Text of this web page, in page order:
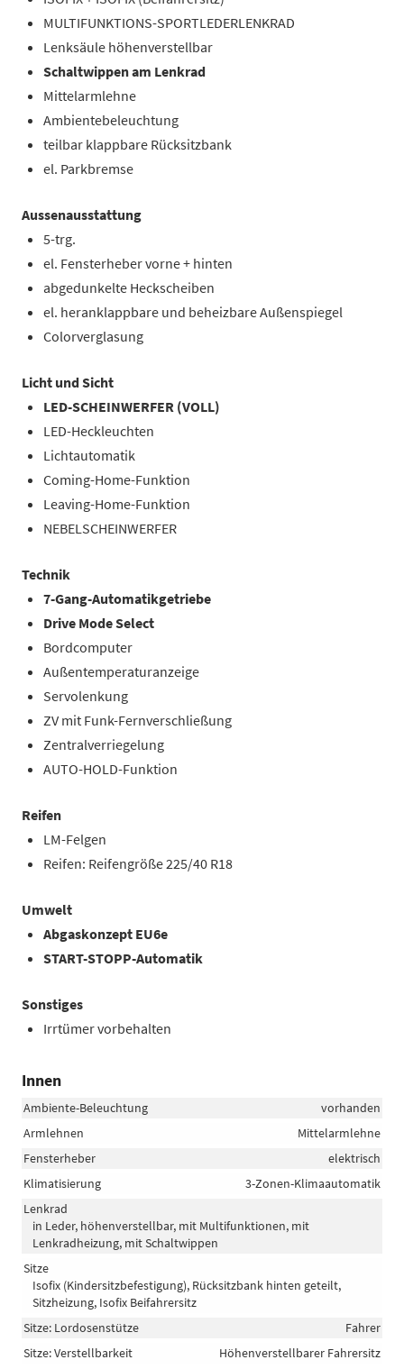
MULTIFUNKTIONS-SPORTLEDERLENKRAD
Lenksäule höhenverstellbar
Schaltwippen am Lenkrad
Mittelarmlehne
Ambientebeleuchtung
teilbar klappbare Rücksitzbank
el. Parkbremse
Aussenausstattung
5-trg.
el. Fensterheber vorne + hinten
abgedunkelte Heckscheiben
el. heranklappbare und beheizbare Außenspiegel
Colorverglasung
Licht und Sicht
LED-SCHEINWERFER (VOLL)
LED-Heckleuchten
Lichtautomatik
Coming-Home-Funktion
Leaving-Home-Funktion
NEBELSCHEINWERFER
Technik
7-Gang-Automatikgetriebe
Drive Mode Select
Bordcomputer
Außentemperaturanzeige
Servolenkung
ZV mit Funk-Fernverschließung
Zentralverriegelung
AUTO-HOLD-Funktion
Reifen
LM-Felgen
Reifen: Reifengröße 225/40 R18
Umwelt
Abgaskonzept EU6e
START-STOPP-Automatik
Sonstiges
Irrtümer vorbehalten
Innen
Ambiente-Beleuchtung
vorhanden
Armlehnen
Mittelarmlehne
Fensterheber
elektrisch
Klimatisierung
3-Zonen-Klimaautomatik
Lenkrad
in Leder, höhenverstellbar, mit Multifunktionen, mit
Lenkradheizung, mit Schaltwippen
Sitze
Isofix (Kindersitzbefestigung), Rücksitzbank hinten geteilt,
Sitzheizung, Isofix Beifahrersitz
Sitze: Lordosenstütze
Fahrer
Sitze: Verstellbarkeit
Höhenverstellbarer Fahrersitz